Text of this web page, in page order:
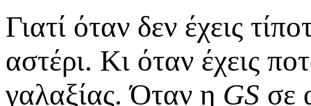
Γιατί όταν δεν έχεις
αστέρι. Κι όταν έχεις
γαλαξίας. Όταν η GS σε